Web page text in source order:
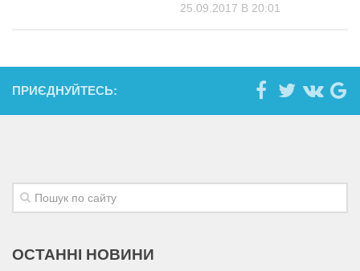
25.09.2017 В 20:01
ПРИЄДНУЙТЕСЬ:
ОСТАННІ НОВИНИ